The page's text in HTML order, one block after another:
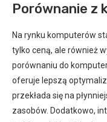
Porównanie z
Na rynku komputerów
tylko ceną, ale również
porównaniu do
oferuje lepszą
przekłada się na
zasobów. Dodatkowo,